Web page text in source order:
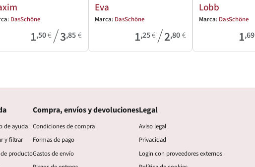
DasSchöne
1,50€/3,85€
Eva
Marca: DasSchöne
1,25€/2,80€
Lobb
Marca: DasSchöne
1,69
de ayuda
y filtrar
producto
Compra, envíos y devoluciones
Condiciones de compra
Formas de pago
Gastos de envío
Legal
Aviso legal
Privacidad
Login con proveedores externos